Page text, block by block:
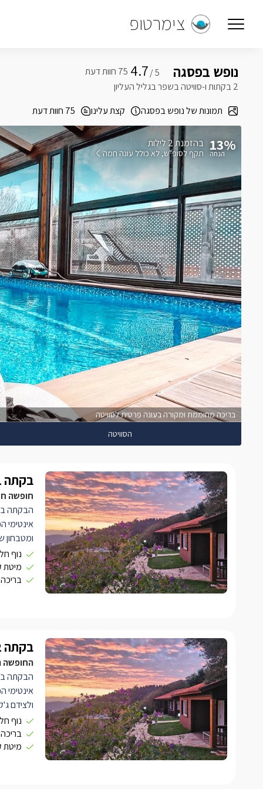
צימרטופ
נופש בפסגה 5 /
4.7
2 בקתות ו-סוויטה בשפר בגליל העליון
תמונות של נופש בפסגה
קצת עלינו 75 חוות דעת
בריכה מחוממת ומקורה בעונה פרטית לסוויטה
הסוויטה
13% בהזמנת 2 לילות
תקף לסופ"ש לא כולל עונה חמה
בקתה 1
חופשה
הבקתה
אינטימי
ומטבחון
כלי
מהבקתה
ומפינת
נוף
מיטת
בקתה 2
החופשה
הבקתה
אינטימי
ולצידם
מכונת
תוכלו
מפינת
נוף
מיטת